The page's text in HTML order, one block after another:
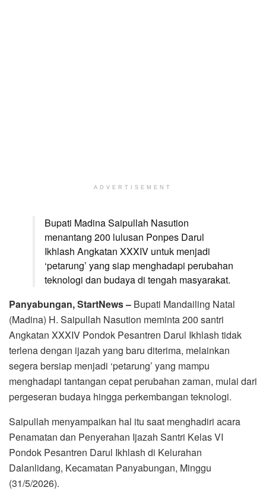
ADVERTISEMENT
Bupati Madina Saipullah Nasution
menantang 200 lulusan Ponpes Darul
Ikhlash Angkatan XXXIV untuk menjadi
‘petarung’ yang siap menghadapi perubahan
teknologi dan budaya di tengah masyarakat.
Panyabungan, StartNews – Bupati Mandailing Natal
(Madina) H. Saipullah Nasution meminta 200 santri
Angkatan XXXIV Pondok Pesantren Darul Ikhlash tidak
terlena dengan ijazah yang baru diterima, melainkan
segera bersiap menjadi ‘petarung’ yang mampu
menghadapi tantangan cepat perubahan zaman, mulai dari
pergeseran budaya hingga perkembangan teknologi.
Saipullah menyampaikan hal itu saat menghadiri acara
Penamatan dan Penyerahan Ijazah Santri Kelas VI
Pondok Pesantren Darul Ikhlash di Kelurahan
Dalanlidang, Kecamatan Panyabungan, Minggu
(31/5/2026).